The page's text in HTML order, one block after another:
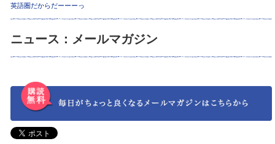
英語圏だからだーーーっ
ニュース：メールマガジン